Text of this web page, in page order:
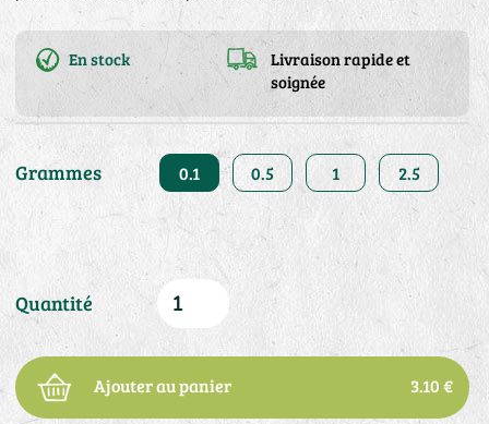
En stock
Livraison rapide et
soignée
Grammes 0.1 0.5 1 2.5
Quantité
Ajouter au panier 3.10 €